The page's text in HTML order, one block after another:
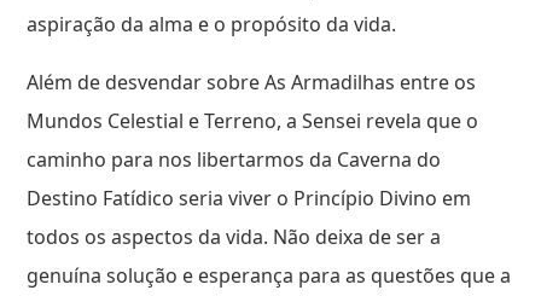
aspiração da alma e o propósito da vida.
Além de desvendar sobre As Armadilhas entre os
Mundos Celestial e Terreno, a Sensei revela que o
caminho para nos libertarmos da Caverna do
Destino Fatídico seria viver o Princípio Divino em
todos os aspectos da vida. Não deixa de ser a
genuína solução e esperança para as questões que a